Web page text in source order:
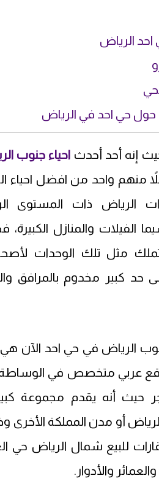
احد الرياض
حول حي احد في الرياض
حيث إنه أحد أحدث احياء جنوب
منهم واحد من افضل احياء
الرياض ذات المستوى
الفيلات والمنازل الكبيرة،
مثل تلك الوحدات
حد كبير مخدوم بالمرافق
الرياض في حي احد الآن هي
عربي متخصص في الوساطة
حيث أنه يقدم مجموعة
أو مدن المملكة الأخرى
للبيع شمال الرياض حي
والأدوار.